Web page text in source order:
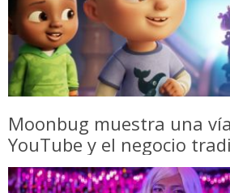
Moonbug muestra una
YouTube y el negocio